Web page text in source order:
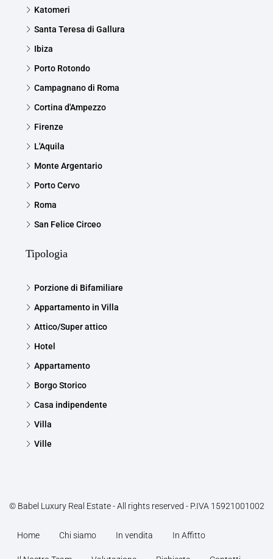
Katomeri
Santa Teresa di Gallura
Ibiza
Porto Rotondo
Campagnano di Roma
Cortina d'Ampezzo
Firenze
L'Aquila
Monte Argentario
Porto Cervo
Roma
San Felice Circeo
Tipologia
Porzione di Bifamiliare
Appartamento in Villa
Attico/Super attico
Hotel
Appartamento
Borgo Storico
Casa indipendente
Villa
Ville
© Babel Luxury Real Estate - All rights reserved - P.IVA 15921001002
Home Chi siamo In vendita In Affitto